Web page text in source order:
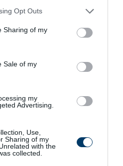
app uses one or more Google
behaviour. You may click to
and its third-party tags to
purposes in below Google
Opt Outs
Sharing of my
Sale of my
my
Advertising.
Use,
Sharing of my
with the
collected.